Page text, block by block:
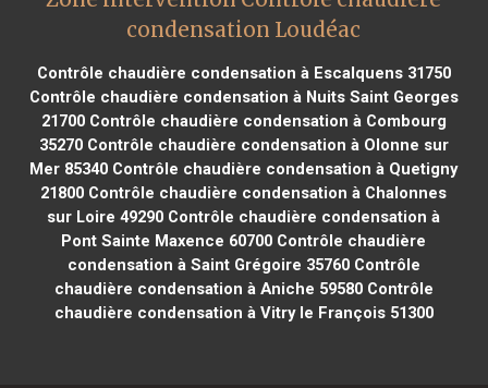
condensation Loudéac
Contrôle chaudière condensation à Escalquens 31750
Contrôle chaudière condensation à Nuits Saint Georges
21700Contrôle chaudière condensation à Combourg
35270Contrôle chaudière condensation à Olonne sur
Mer 85340 Contrôle chaudière condensation à Quetigny
21800 Contrôle chaudière condensation à Chalonnes
sur Loire 49290 Contrôle chaudière condensation à
Pont Sainte Maxence 60700 Contrôle chaudière
condensation à Saint Grégoire 35760Contrôle
chaudière condensation à Aniche 59580Contrôle
chaudière condensation à Vitry le François 51300